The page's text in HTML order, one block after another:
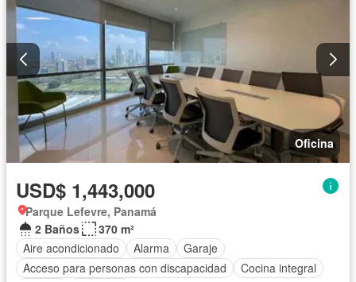
Oficina
USD$ 1,443,000
Parque Lefevre, Panamá
2 Baños
370 m²
Aire acondicionado
Alarma
Garaje
Acceso para personas con discapacidad
Cocina integral